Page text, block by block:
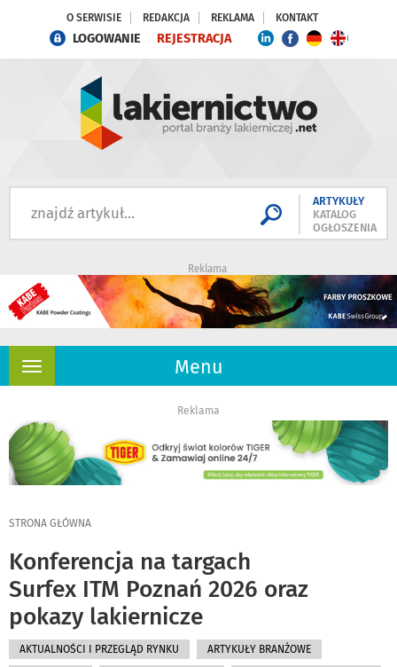
O SERWISIE REDAKCJA REKLAMA KONTAKT
LOGOWANIE REJESTRACJA
ARTYKUŁY
KATALOG
OGŁOSZENIA
Reklama
Menu
Rozwiń
Reklama
STRONA GŁÓWNA
Konferencja na targach
Surfex ITM Poznań 2026 oraz
pokazy lakiernicze
AKTUALNOŚCI I PRZEGLĄD RYNKU ARTYKUŁY BRANŻOWE